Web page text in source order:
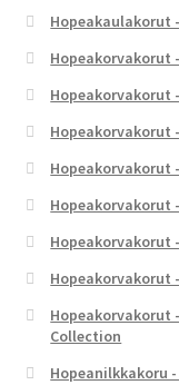
Hopeakaulakorut
Hopeakorvakorut
Hopeakorvakorut
Hopeakorvakorut
Hopeakorvakorut
Hopeakorvakorut
Hopeakorvakorut
Hopeakorvakorut
Hopeakorvakorut
Collection
Hopeanilkkakoru